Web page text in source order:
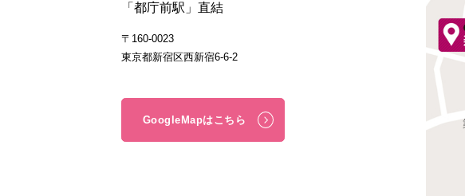
「都庁前駅」直結
〒160-0023
東京都新宿区西新宿6-6-2
GoogleMapはこちら